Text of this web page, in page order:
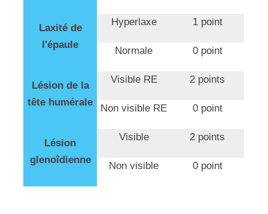
Laxité de
l'épaule
Hyperlaxe 1 point
Normale 0 point
Lésion de la
tête humérale
Visible RE 2 points
Non visible RE 0 point
Lésion
glenoîdienne
Visible 2 points
Non visible 0 point